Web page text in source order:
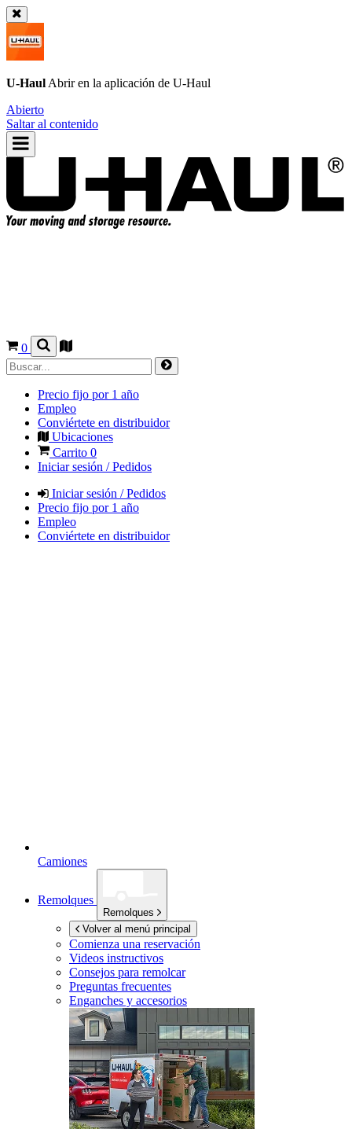
U-Haul Abrir en la aplicación de U-Haul
Abierto
Saltar al contenido
0
Precio fijo por 1 año
Empleo
Conviértete en distribuidor
Ubicaciones
Carrito 0
Iniciar sesión / Pedidos
Iniciar sesión / Pedidos
Precio fijo por 1 año
Empleo
Conviértete en distribuidor
Camiones
Remolques
Remolques
Volver al menú principal
Comienza una reservación
Videos instructivos
Consejos para remolcar
Preguntas frecuentes
Enganches y accesorios